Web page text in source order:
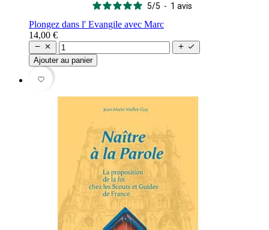
5/5 - 1 avis
Plongez dans l' Evangile avec Marc
14,00 €
   
Ajouter au panier
favorite_border